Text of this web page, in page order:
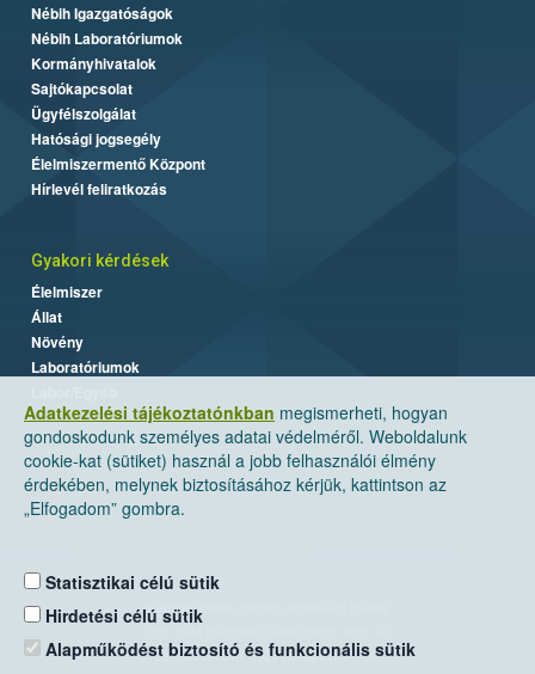
Adatkezelési tájékoztatónkban megismerheti, hogyan
gondoskodunk személyes adatai védelméről. Weboldalunk
cookie-kat (sütiket) használ a jobb felhasználói élmény
érdekében, melynek biztosításához kérjük, kattintson az
„Elfogadom” gombra.
Statisztikai célú sütik
Hirdetési célú sütik
Alapműködést biztosító és funkcionális sütik
Nébih Igazgatóságok
Nébih Laboratóriumok
Kormányhivatalok
Sajtókapcsolat
Ügyfélszolgálat
Hatósági jogsegély
Élelmiszermentő Központ
Hírlevél feliratkozás
Gyakori kérdések
Élelmiszer
Állat
Növény
Laboratóriumok
Nemzeti Élelmiszerlánc-biztonsági Hivatal
Levelezési cím: 1525 Budapest. Pf. 30.